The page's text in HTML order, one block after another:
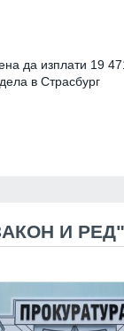
да изплати 19
в Страсбург
И РЕД"